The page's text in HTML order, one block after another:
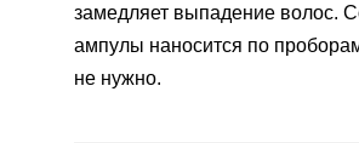
замедляет выпадение волос.
ампулы наносится по
не нужно.